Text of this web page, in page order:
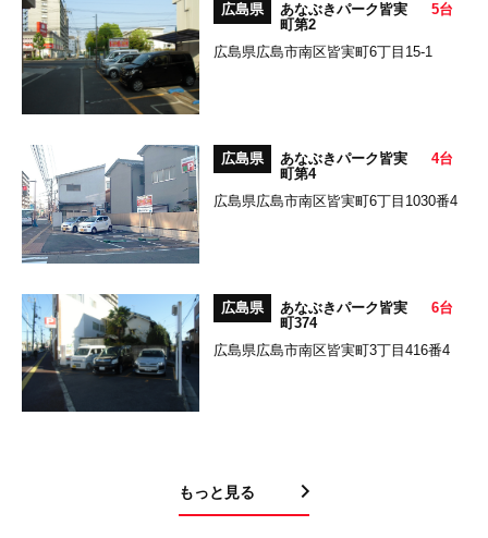
広島県
あなぶきパーク皆実
町第2
5台
広島県広島市南区皆実町6丁目15-1
広島県
あなぶきパーク皆実
町第4
4台
広島県広島市南区皆実町6丁目1030番4
広島県
あなぶきパーク皆実
町374
6台
広島県広島市南区皆実町3丁目416番4
もっと見る